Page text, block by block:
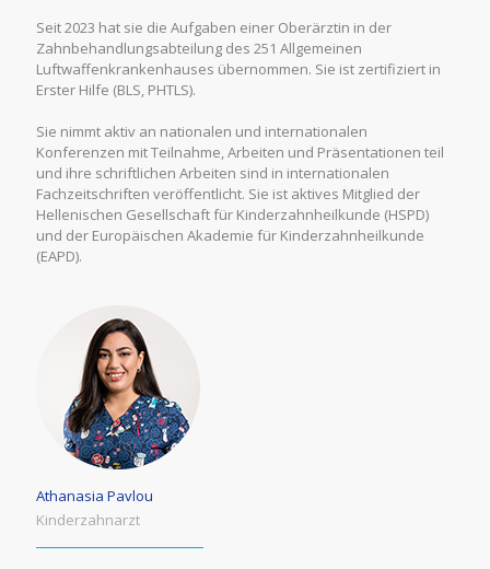
Seit 2023 hat sie die Aufgaben einer Oberärztin in der
Zahnbehandlungsabteilung des 251 Allgemeinen
Luftwaffenkrankenhauses übernommen. Sie ist zertifiziert in
Erster Hilfe (BLS, PHTLS).
Sie nimmt aktiv an nationalen und internationalen
Konferenzen mit Teilnahme, Arbeiten und Präsentationen teil
und ihre schriftlichen Arbeiten sind in internationalen
Fachzeitschriften veröffentlicht. Sie ist aktives Mitglied der
Hellenischen Gesellschaft für Kinderzahnheilkunde (HSPD)
und der Europäischen Akademie für Kinderzahnheilkunde
(EAPD).
Athanasia Pavlou
Kinderzahnarzt